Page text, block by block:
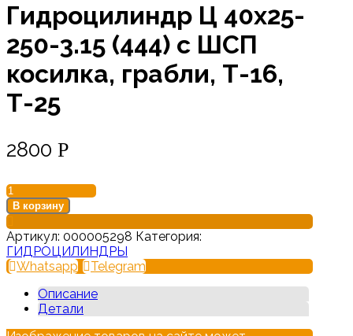
Гидроцилиндр Ц 40х25-
250-3.15 (444) с ШСП
косилка, грабли, Т-16,
Т-25
2800 Р
В корзину
Артикул: 000005298 Категория:
ГИДРОЦИЛИНДРЫ
Whatsapp
Telegram
Описание
Детали